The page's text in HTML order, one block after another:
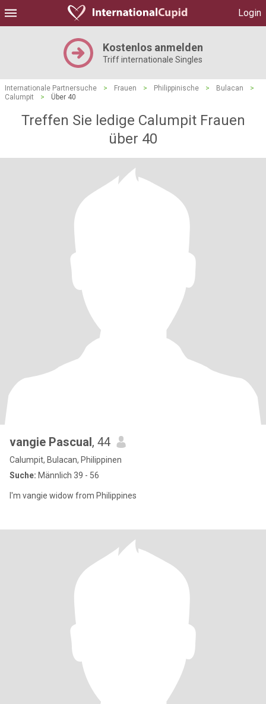
Login
Kostenlos anmelden
Triff internationale Singles
Internationale Partnersuche > Frauen > Philippinische > Bulacan
>
Calumpit
> Über 40
Treffen Sie ledige Calumpit Frauen
über 40
vangie Pascual, 44
Calumpit, Bulacan, Philippinen
Suche: Männlich 39 - 56
I'm vangie widow from Philippines